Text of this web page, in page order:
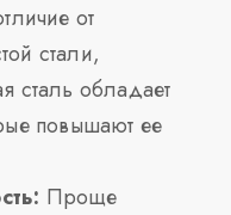
от
стали,
сталь обладает
повышают ее
Проще